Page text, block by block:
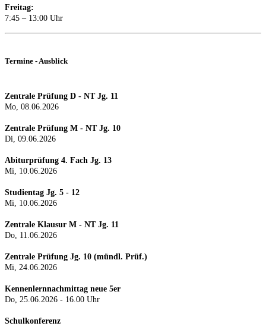
Freitag:
7:45 – 13:00 Uhr
Termine - Ausblick
Zentrale Prüfung D - NT Jg. 11
Mo, 08.06.2026
Zentrale Prüfung M - NT Jg. 10
Di, 09.06.2026
Abiturprüfung 4. Fach Jg. 13
Mi, 10.06.2026
Studientag Jg. 5 - 12
Mi, 10.06.2026
Zentrale Klausur M - NT Jg. 11
Do, 11.06.2026
Zentrale Prüfung Jg. 10 (mündl. Prüf.)
Mi, 24.06.2026
Kennenlernnachmittag neue 5er
Do, 25.06.2026 - 16.00 Uhr
Schulkonferenz